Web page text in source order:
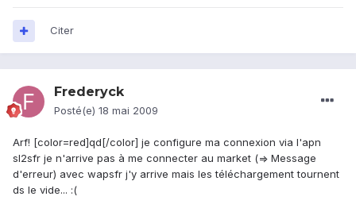
Citer
Frederyck
Posté(e) 18 mai 2009
Arf! [color=red]qd[/color] je configure ma connexion via l'apn
sl2sfr je n'arrive pas à me connecter au market (=> Message
d'erreur) avec wapsfr j'y arrive mais les téléchargement tournent
ds le vide... :(